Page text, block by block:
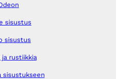
sisustus
sisustus
ja rustiikkia
sisustukseen